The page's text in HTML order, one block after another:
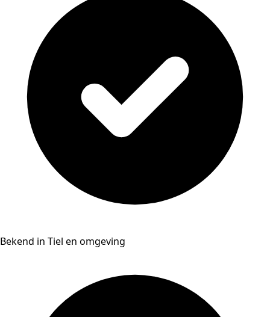
Bekend in Tiel en omgeving